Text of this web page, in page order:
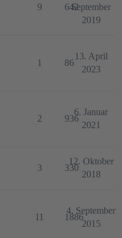
9 642September
2019
1 86
13. April
2023
2 936
6. Januar
2021
3 330
12. Oktober
2018
11 1886
4. September
2015